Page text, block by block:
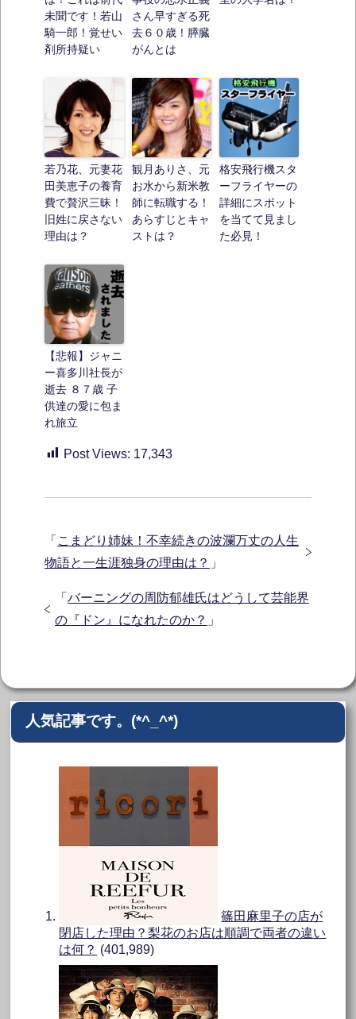
未聞です！若山
騎一郎！覚せい
剤所持疑い
さん早すぎる死
去６０歳！膵臓
がんとは
若乃花、元妻花
田美恵子の養育
費で贅沢三昧！
旧姓に戻さない
理由は？
観月ありさ、元
お水から新米教
師に転職する！
あらすじとキャ
ストは？
格安飛行機スタ
ーフライヤーの
詳細にスポット
を当てて見まし
た必見！
【悲報】ジャニ
ー喜多川社長が
逝去 ８７歳 子
供達の愛に包ま
れ旅立
Post Views: 17,343
「 こまどり姉妹！不幸続きの波瀾万丈の人生
物語と一生涯独身の理由は？ 」
「 バーニングの周防郁雄氏はどうして芸能界
の『ドン』になれたのか？ 」
人気記事です。(*^_^*)
篠田麻里子の店が
閉店した理由？梨花のお店は順調で両者の違い
は何？ (401,989)